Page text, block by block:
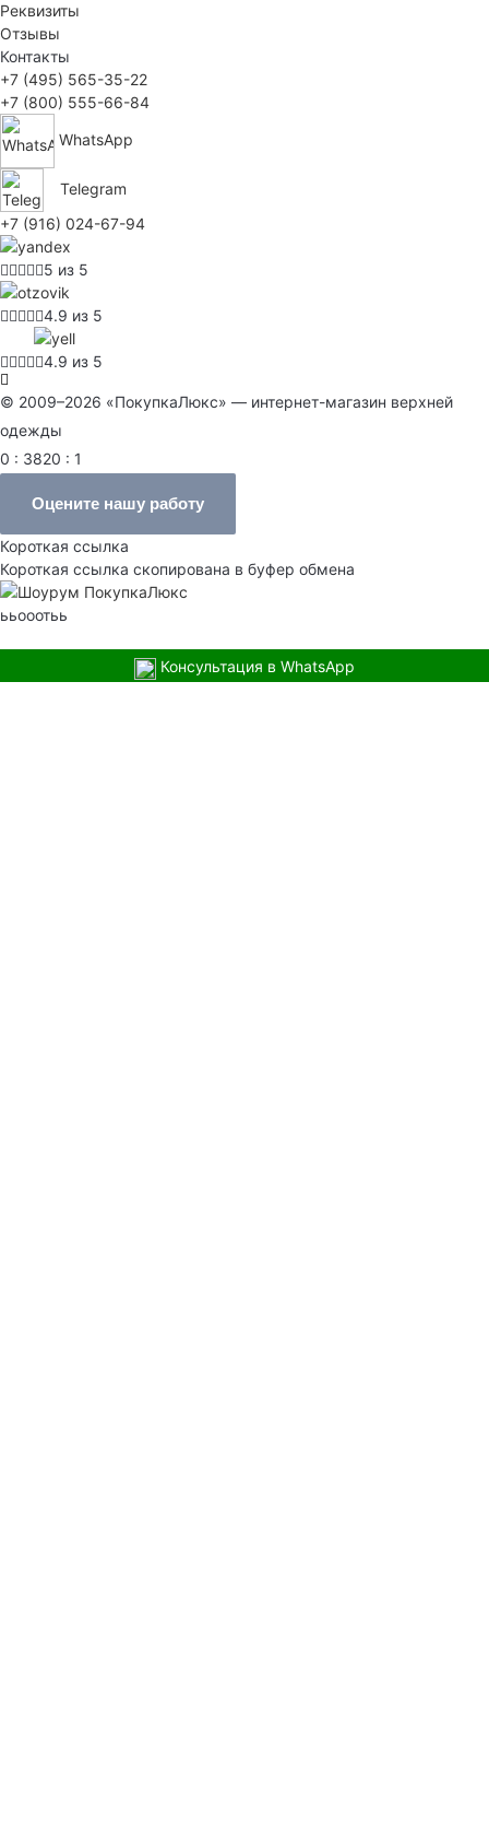
Реквизиты
Отзывы
Контакты
+7 (495) 565-35-22
+7 (800) 555-66-84
WhatsApp
Telegram
+7 (916) 024-67-94
5 из 5
4.9 из 5
4.9 из 5
© 2009–2026 «ПокупкаЛюкс» — интернет-магазин верхней
одежды
0 : 3820 : 1
Оцените нашу работу
Короткая ссылка
Короткая ссылка скопирована в буфер обмена
ььооотьь
Консультация в WhatsApp